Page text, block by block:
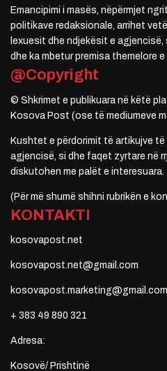
Emancipimi i masës, nëpërmjet
politikave redaksionale, arrihet
lexuesit dhe ndjekësit e agjencisë,
dhe ka mbetur premisa themelore
@Copyright
© Shkrimet e publikuara në këtë
Kosova Post (ose të mediumeve
Kushtet e përdorimit të artikujve të
agjencisë, si dhe faqet zyrtare në
diskutohen me palët e interesuara.
(Për më shumë shihni rubrikën e
KONTAKTI
kosovapost.net
kosovapost.net@gmail.com
kosovapost.marketing@gmail.com
+ 383 49 890 321
Adresa:
Kosovë/ Prishtinë